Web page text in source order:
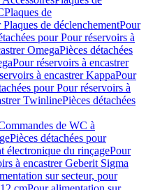
Plaques de
de déclenchementPour
pour Pour réservoirs à
OmegaPièces détachées
Pour réservoirs à encastrer
à encastrer KappaPour
pour Pour réservoirs à
TwinlinePièces détachées
de WC à
Pièces détachées pour
électronique du rinçagePour
à encastrer Geberit Sigma
sur secteur, pour